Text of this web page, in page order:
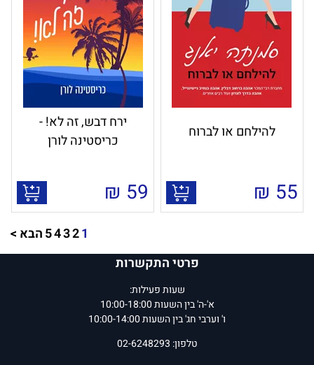
להילחם או לברוח
55
₪
ירח דבש, זה לא! -
כריסטינה לורן
59
₪
1
2
3
4
5הבא >
פרטי התקשרות
שעות פעילות:
א'-ה' בין השעות 10:00-18:00
ו' וערבי חג' בין השעות 10:00-14:00
טלפון: 02-6248293